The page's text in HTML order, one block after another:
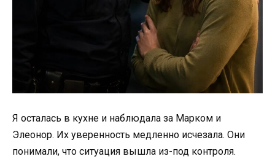
Я осталась в кухне и наблюдала за Марком и
Элеонор. Их уверенность медленно исчезала. Они
понимали, что ситуация вышла из-под контроля.